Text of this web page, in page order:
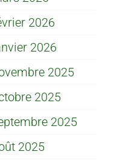
2026
2026
2025
2025
2025
2025